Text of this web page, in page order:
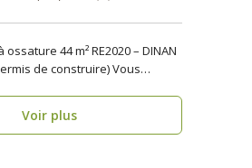
44 m² RE2020 – DINAN
de construire) Vous
Voir plus